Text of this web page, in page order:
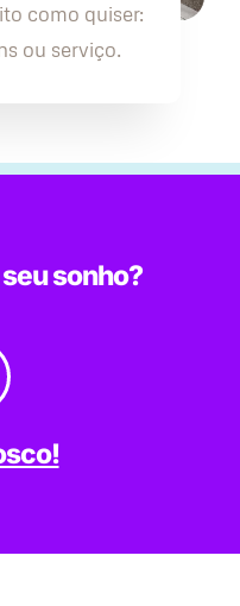
como quiser:
ou serviço.
sonho?